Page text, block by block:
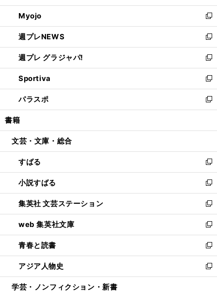
開
く
ウ
で
開
く
ン
ド
ウ
で
開
く
ウ
ィ
ン
ド
ウ
で
開
く
Myojo
新
し
い
ウ
ィ
ン
ド
ウ
で
開
週プレNEWS
新
し
い
ウ
ィ
ン
ド
ウ
開
週プレ グラジャパ!
新
し
い
ウ
ィ
ン
ウ
開
く
Sportiva
新
し
い
ウ
ン
ウ
で
開
く
パラスポ
新
し
ウ
ン
ド
ウ
で
開
く
書籍
文芸・文庫・総合
すばる
新
し
い
ウ
ィ
ン
ド
ウ
で
開
く
小説すばる
新
し
い
ウ
ィ
ン
ド
ウ
で
開
集英社 文芸ステーション
新
し
い
ウ
ィ
ン
ド
ウ
web 集英社文庫
新
し
い
ウ
ィ
ン
青春と読書
新
し
い
ウ
アジア人物史
新
し
学芸・ノンフィクション・新書